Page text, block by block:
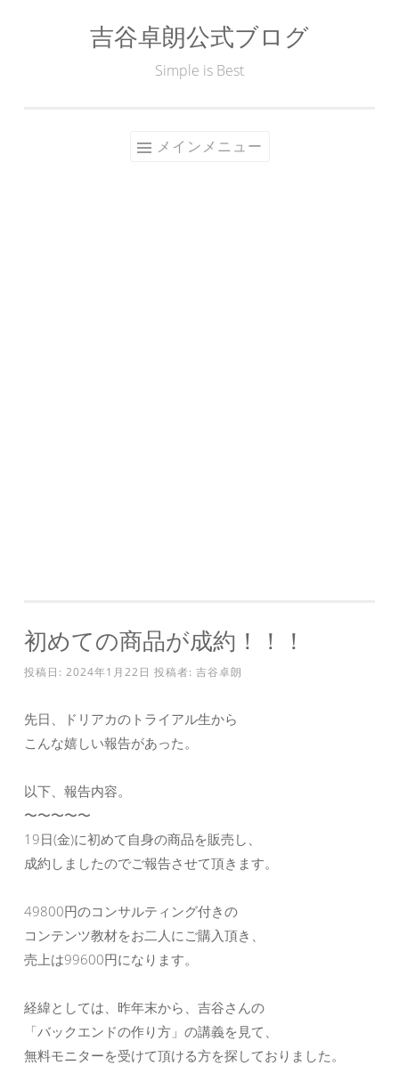
吉谷卓朗公式ブログ
Simple is Best
メインメニュー
初めての商品が成約！！！
投稿日: 2024年1月22日 投稿者: 吉谷卓朗
先日、ドリアカのトライアル生から
こんな嬉しい報告があった。
以下、報告内容。
〜〜〜〜〜
19日(金)に初めて自身の商品を販売し、
成約しましたのでご報告させて頂きます。
49800円のコンサルティング付きの
コンテンツ教材をお二人にご購入頂き、
売上は99600円になります。
経緯としては、昨年末から、吉谷さんの
「バックエンドの作り方」の講義を見て、
無料モニターを受けて頂ける方を探しておりました。